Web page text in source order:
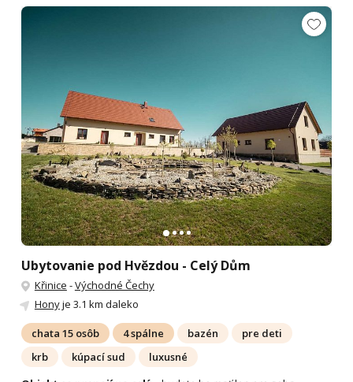
Ubytovanie pod Hvězdou - Celý Dům
Křinice -Východné Čechy
Honyje 3.1 km daleko
chata 15 osôb 4 spálne bazén
pre deti
krb
kúpací sud
luxusné